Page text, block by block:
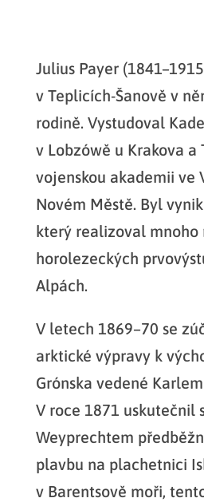
Julius Payer
v Teplicích-Šanově v
rodině. Vystudoval
v Lobzówě u Krakova a
vojenskou akademii ve
Novém Městě. Byl
který realizoval mnoho
horolezeckých
Alpách.
V letech 1869–70 se
arktické výpravy k
Grónska vedené
V roce 1871 uskutečnil
Weyprechtem
plavbu na plachetnici
v Barentsově moři,